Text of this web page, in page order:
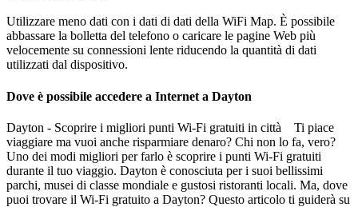
Utilizzare meno dati con i dati di dati della WiFi Map. È possibile
abbassare la bolletta del telefono o caricare le pagine Web più
velocemente su connessioni lente riducendo la quantità di dati
utilizzati dal dispositivo.
Dove è possibile accedere a Internet a Dayton
Dayton - Scoprire i migliori punti Wi-Fi gratuiti in città Ti piace
viaggiare ma vuoi anche risparmiare denaro? Chi non lo fa, vero?
Uno dei modi migliori per farlo è scoprire i punti Wi-Fi gratuiti
durante il tuo viaggio. Dayton è conosciuta per i suoi bellissimi
parchi, musei di classe mondiale e gustosi ristoranti locali. Ma, dove
puoi trovare il Wi-Fi gratuito a Dayton? Questo articolo ti guiderà su